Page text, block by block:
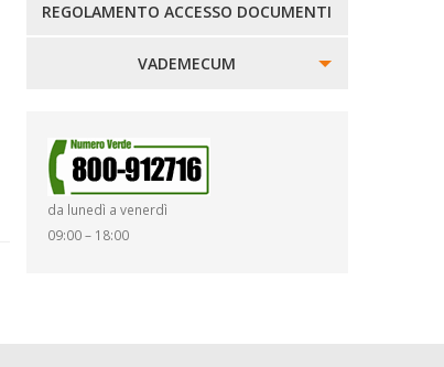
REGOLAMENTO ACCESSO DOCUMENTI
VADEMECUM
SMARRIMENTO OGGETTI
DIRITTI E DOVERI
da lunedì a venerdì
09:00 – 18:00